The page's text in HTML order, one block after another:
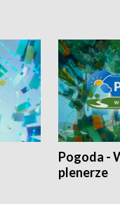
Pogoda -
plenerze